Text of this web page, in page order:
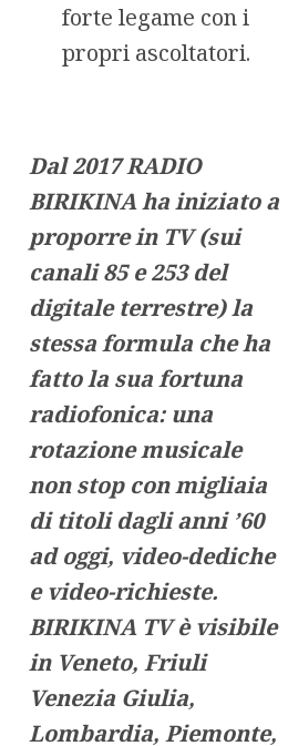
forte legame con i
propri ascoltatori.
Dal 2017 RADIO
BIRIKINA ha iniziato a
proporre in TV (sui
canali 85 e 253 del
digitale terrestre) la
stessa formula che ha
fatto la sua fortuna
radiofonica: una
rotazione musicale
non stop con migliaia
di titoli dagli anni ’60
ad oggi, video-dediche
e video-richieste.
BIRIKINA TV è visibile
in Veneto, Friuli
Venezia Giulia,
Lombardia, Piemonte,